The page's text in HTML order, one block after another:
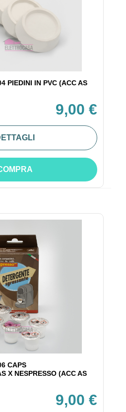
PIEDINI IN PVC (ACC AS
9,00 €
CAPS
X NESPRESSO (ACC AS
9,00 €